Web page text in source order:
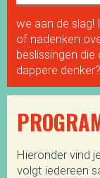
we aan de slag!
of nadenken
beslissingen
dappere
Hieronder vind
volgt iedereen